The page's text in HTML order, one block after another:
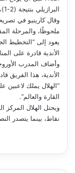
البرازيلي بنتيجة (2-1)، على ملعب “كامبنج وورلد”.
وقال كارينيو في
ملحوظًا، والمرحلة
يعود إلى “التخطيط
الأندية قادرة على
وأضاف المدرب
الأندية، هذا
“الهلال يملك لاعبين
القارة والعالم”.
نقاط، بينما يتصدر النصر الترتيب